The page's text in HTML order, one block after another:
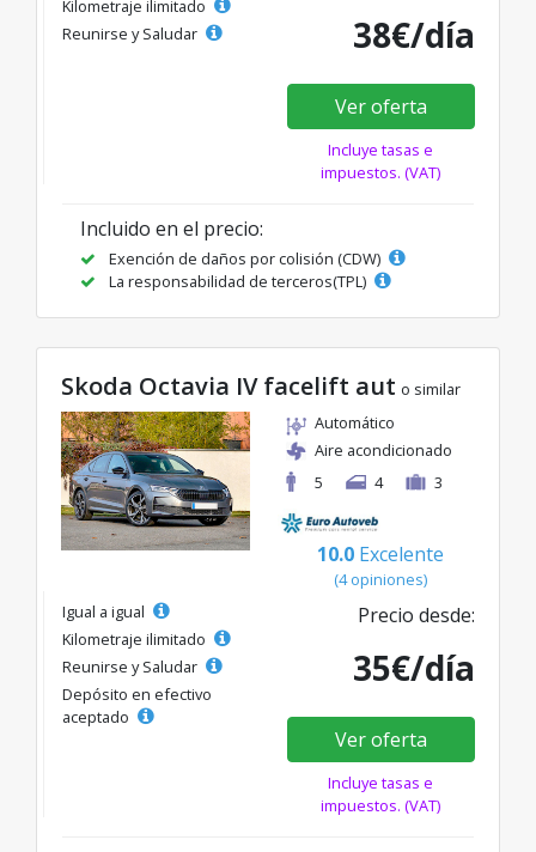
Kilometraje ilimitado
Reunirse y Saludar
38€/día
Ver oferta
Incluye tasas e
impuestos. (VAT)
Incluido en el precio:
Exención de daños por colisión (CDW)
La responsabilidad de terceros(TPL)
Skoda Octavia IV facelift aut o similar
Automático
Aire acondicionado
5
4 3
10.0 Excelente
(4 opiniones)
Igual a igual
Kilometraje ilimitado
Reunirse y Saludar
Depósito en efectivo
aceptado
Precio desde:
35€/día
Ver oferta
Incluye tasas e
impuestos. (VAT)